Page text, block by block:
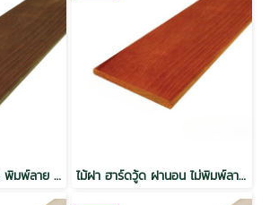
ไม้ฝา ฮาร์ดวู้ด ฝานอน พิมพ์ลาย อบ กันปลวก H3.2 สีวอลนัท ไม้ฝา ฮาร์ดวู้ด ฝานอน ไม่พิมพ์ลาย อบ กันปลวก H3.2 สีไม้แดง